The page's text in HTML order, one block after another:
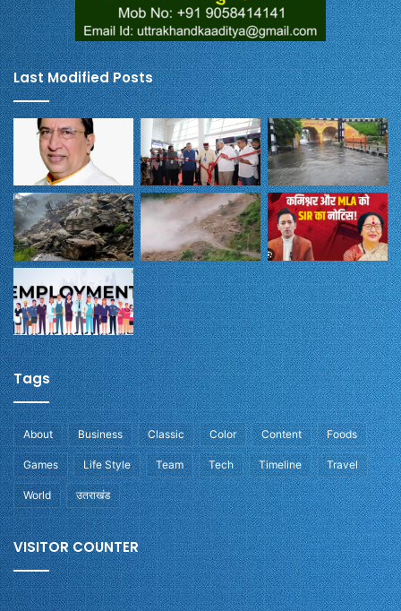
Last Modified Posts
Tags
About Business Classic Color Content Foods
Games Life Style Team Tech Timeline Travel
World उतराखंड
VISITOR COUNTER